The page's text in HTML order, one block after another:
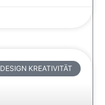
DESIGN KREATIVITÄT